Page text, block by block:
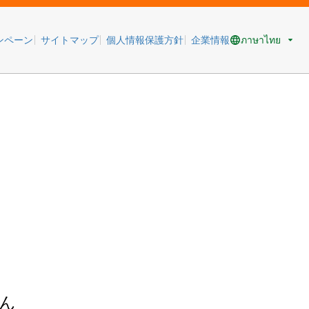
ペーン サイトマップ 個人情報保護方針 企業情報 ภาษาไทย